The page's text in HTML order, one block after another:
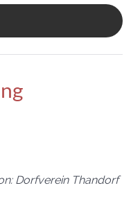
Dorfverein Thandorf